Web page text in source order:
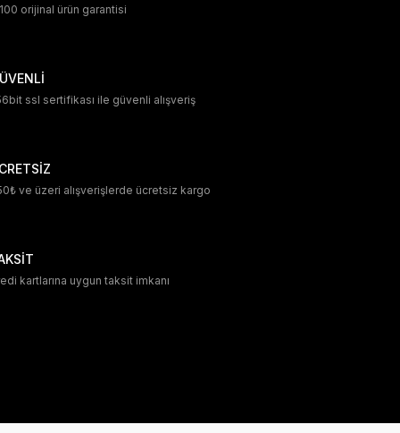
orijinal ürün garantisi
ssl sertifikası ile güvenli alışveriş
ve üzeri alışverişlerde ücretsiz kargo
kartlarına uygun taksit imkanı